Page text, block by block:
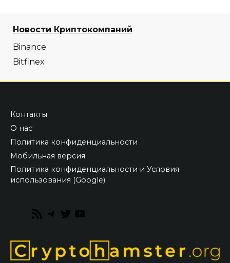
Новости Криптокомпаний
Binance
Bitfinex
Контакты
О нас
Политика конфиденциальности
Мобильная версия
Политика конфиденциальности и Условия
использования (Google)
RSS
Telegram
Twitter